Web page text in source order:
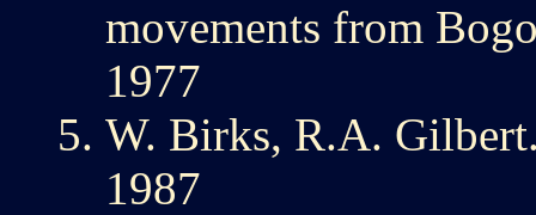
movements from
1977
W. Birks, R.A.
1987